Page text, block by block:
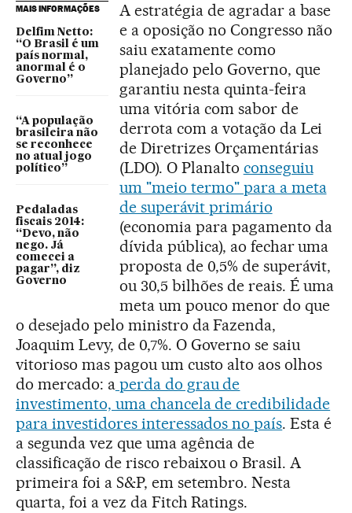
MAIS INFORMAÇÕES
Delfim Netto:
“O Brasil é um
país normal,
anormal é o
Governo”
“A população
brasileira não
se reconhece
no atual jogo
político”
Pedaladas
fiscais 2014:
“Devo, não
nego. Já
comecei a
pagar”, diz
Governo
A estratégia de agradar a base
e a oposição no Congresso não
saiu exatamente como
planejado pelo Governo, que
garantiu nesta quinta-feira
uma vitória com sabor de
derrota com a votação da Lei
de Diretrizes Orçamentárias
(LDO). O Planalto conseguiu
um "meio termo" para a meta
de superávit primário
(economia para pagamento da
dívida pública), ao fechar uma
proposta de 0,5% de superávit,
ou 30,5 bilhões de reais. É uma
meta um pouco menor do que
o desejado pelo ministro da Fazenda,
Joaquim Levy, de 0,7%. O Governo se saiu
vitorioso mas pagou um custo alto aos olhos
do mercado: aperda do grau de
investimento, uma chancela de credibilidade
para investidores interessados no país. Esta é
a segunda vez que uma agência de
classificação de risco rebaixou o Brasil. A
primeira foi a S&P, em setembro. Nesta
quarta, foi a vez da Fitch Ratings.